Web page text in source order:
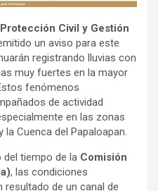
Civil y Gestión
un aviso para este
registrando lluvias con
muy fuertes en la mayor
fenómenos
de actividad
en las zonas
Cuenca del Papaloapan.
tiempo de la Comisión
, las condiciones
de un canal de